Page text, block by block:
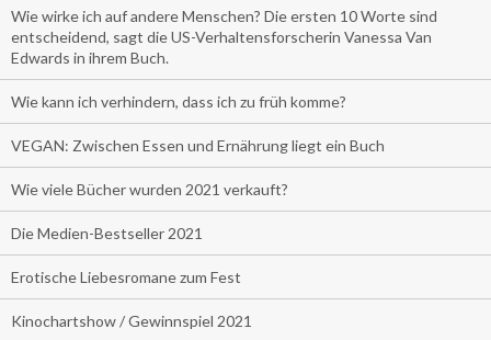
Wie wirke ich auf andere Menschen? Die ersten 10 Worte sind
entscheidend, sagt die US-Verhaltensforscherin Vanessa Van
Edwards in ihrem Buch.
Wie kann ich verhindern, dass ich zu früh komme?
VEGAN: Zwischen Essen und Ernährung liegt ein Buch
Wie viele Bücher wurden 2021 verkauft?
Die Medien-Bestseller 2021
Erotische Liebesromane zum Fest
Kinochartshow / Gewinnspiel 2021